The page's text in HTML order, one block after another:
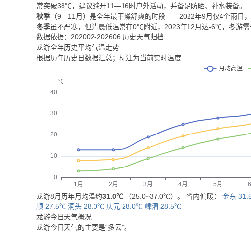
常突破38℃，建议避开11—16时户外活动，并备足防晒、补水装备。
秋季 （9—11月）是全年最干燥舒爽的时段——2022年9月仅4个雨日
冬季虽不严寒，但清晨低温常在0℃附近，2023年12月达-6℃，冬游需
数据依据：202002-202606 历史天气归档
龙游全年历史平均气温走势
根据历年历史日数据汇总；标注为当前实时温度
龙游8月历年月均温约31.0℃ （25.0~37.0℃）。 省内偏暖： 金东
顺 27.5℃ 洞头 28.0℃ 庆元 28.0℃ 嵊泗 28.5℃
龙游今日天气概况
龙游今日天气的主要是“多云”。